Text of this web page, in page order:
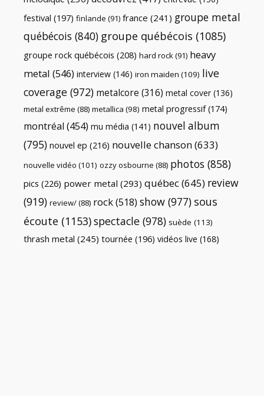
festival (197) finlande (91) france (241) groupe metal
québécois (840) groupe québécois (1085)
groupe rock québécois (208) hard rock(91) heavy
metal (546) interview (146) iron maiden (109) live
coverage (972) metalcore (316) metal cover (136)
metal extrême (88) metallica (98) metal progressif(174)
montréal (454) mu média (141) nouvel album
(795) nouvel ep (216) nouvelle chanson(633)
nouvelle vidéo (101) ozzy osbourne (88) photos (858)
pics (226) power metal (293) québec(645) review
(919) review/(88) rock(518) show (977) sous
écoute (1153)spectacle (978) suède (113)
thrash metal (245) tournée (196) vidéos live (168)